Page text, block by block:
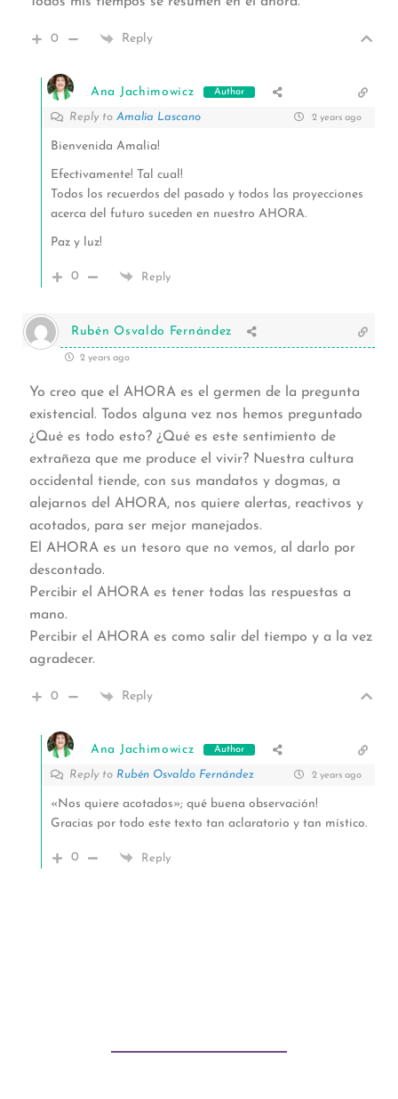
0 Reply
Ana Jachimowicz Author
Reply to Amalia Lascano 2 years ago
Bienvenida Amalia!
Efectivamente! Tal cual!
Todos los recuerdos del pasado y todos las proyecciones
acerca del futuro suceden en nuestro AHORA.
Paz y luz!
0 Reply
Rubén Osvaldo Fernández
2 years ago
Yo creo que el AHORA es el germen de la pregunta
existencial. Todos alguna vez nos hemos preguntado
¿Qué es todo esto? ¿Qué es este sentimiento de
extrañeza que me produce el vivir? Nuestra cultura
occidental tiende, con sus mandatos y dogmas, a
alejarnos del AHORA, nos quiere alertas, reactivos y
acotados, para ser mejor manejados.
El AHORA es un tesoro que no vemos, al darlo por
descontado.
Percibir el AHORA es tener todas las respuestas a
mano.
Percibir el AHORA es como salir del tiempo y a la vez
agradecer.
0 Reply
Ana Jachimowicz Author
Reply to Rubén Osvaldo Fernández 2 years ago
«Nos quiere acotados»; qué buena observación!
Gracias por todo este texto tan aclaratorio y tan místico.
0 Reply